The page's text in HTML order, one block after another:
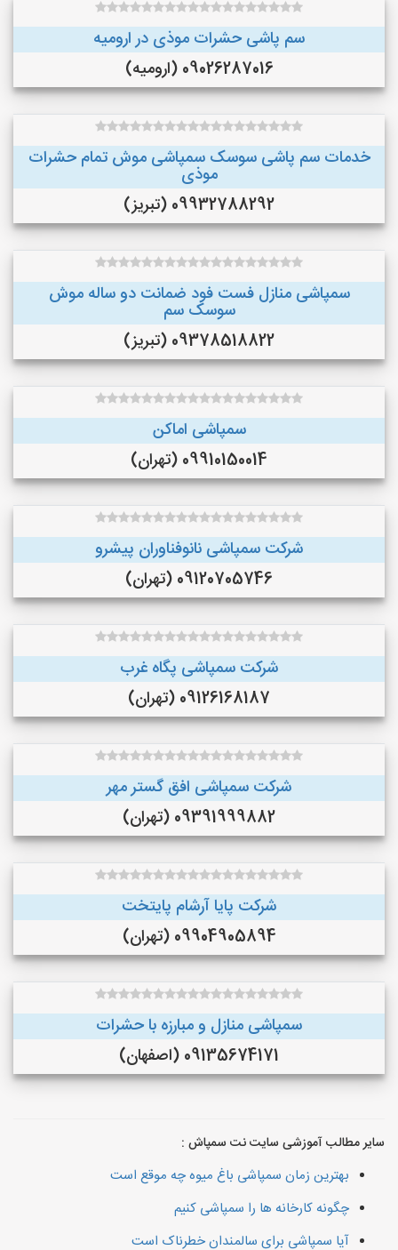
سم پاشی حشرات موذی در ارومیه
09026287016 (ارومیه)
خدمات سم پاشی سوسک سمپاشی موش تمام حشرات
موذی
09932788292 (تبریز)
سمپاشی منازل فست فود ضمانت دو ساله موش
سوسک سم
09378518822 (تبریز)
سمپاشی اماکن
09910150014 (تهران)
شرکت سمپاشی نانوفناوران پیشرو
09120705746 (تهران)
شرکت سمپاشی پگاه غرب
09126168187 (تهران)
شرکت سمپاشی افق گستر مهر
09391999882 (تهران)
شرکت پایا آرشام پایتخت
09904905894 (تهران)
سمپاشی منازل و مبارزه با حشرات
09135674171 (اصفهان)
سایر مطالب آموزشی سایت نت سمپاش :
بهترین زمان سمپاشی باغ میوه چه موقع است
چگونه کارخانه ها را سمپاشی کنیم
آیا سمپاشی برای سالمندان خطرناک است